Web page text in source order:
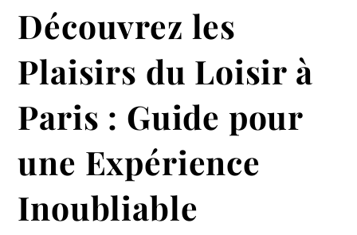
Découvrez les
Plaisirs du Loisir à
Paris : Guide pour
une Expérience
Inoubliable